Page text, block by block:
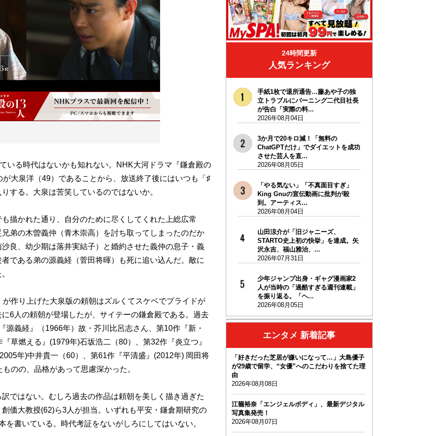
る時代はないかも知れない。NHK大河ドラマ『鎌倉殿の
大泉洋（49）であることから、放送終了後にはいつも「♯
する。大泉は苦笑しているのではないか。
かれた通り、自分のために尽くしてくれた上総広常
弟の木曽義仲（青木崇高）を討ち取ってしまったのだか
良、幼少期は落井実結子）と婚約させた義仲の息子・義
である弟の源義経（菅田将暉）も死に追い込んだ。敵に
作り上げた大泉版の頼朝はズルくてスケベでプライドが
6人の頼朝が登場したが、サイテーの鎌倉殿である。過去
義経』（1966年）故・芥川比呂志さん、第10作『新・
草燃える』(1979年)石坂浩二（80）、第32作『炎立つ』
年)中井貴一（60）、第61作『平清盛』(2012年) 岡田将
のの、品格があって思慮深かった。
はない。むしろ過去の作品は頼朝を美しく描き過ぎた
価大教授(62)ら3人が担当。いずれも平安・鎌倉期研究の
書いている。時代考証をないがしろにしてはいない。
24時間更新
人気ランキング
手紙1枚で退所通告…藤あや子の独
立トラブルにバーニング二代目社長
が告白「実際の料...
2026年08月04日
3か月で20キロ減！「無料の
ChatGPTだけ」でダイエットを成功
させた芸人を直...
2026年08月05日
「やる気ない」「不真面目すぎ」
King Gnuの宣伝動画に批判が殺
到。アーティス...
2026年08月04日
山田涼介が「旧ジャニーズ、
STARTO史上初の快挙」を達成。矢
沢永吉、福山雅治、...
2026年07月31日
少年ジャンプ出身・ギャグ漫画家2
人が当時の「過酷すぎる週刊連載」
を振り返る。「ヘ...
2026年08月05日
エンタメ 新着記事
「好きだった芝居が嫌いになって…」大島優子
が29歳で留学、“女優”へのこだわりを捨てた理
由
2026年08月08日
江籠裕奈「エンジェルボディ」、最新デジタル
写真集発売！
2026年08月07日